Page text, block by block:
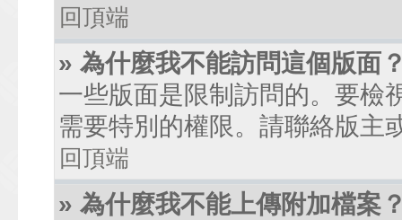
回頂端
» 為什麼我不能訪問這個版面
一些版面是限制訪問的。要檢
需要特別的權限。請聯絡版主
回頂端
» 為什麼我不能上傳附加檔案